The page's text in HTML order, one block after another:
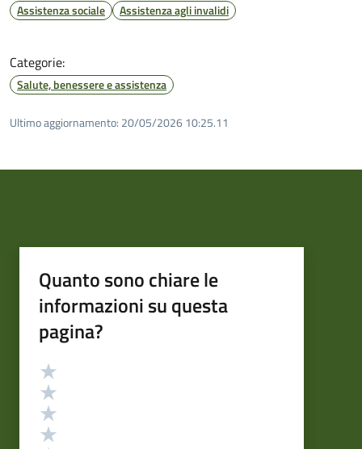
Assistenza sociale Assistenza agli invalidi
Categorie:
Salute, benessere e assistenza
Ultimo aggiornamento: 20/05/2026 10:25.11
Quanto sono chiare le
informazioni su questa
pagina?
Valutazione